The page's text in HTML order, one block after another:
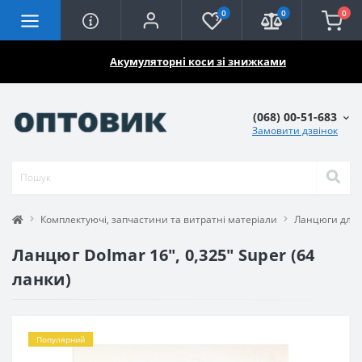
Акумуляторні коси зі знижками
0 0 0
(068) 00-51-683
Замовити дзвінок
Комплектуючі, запчастини та витратні матеріали Ланцюги для
Ланцюг Dolmar 16", 0,325" Super (64
ланки)
Популярний